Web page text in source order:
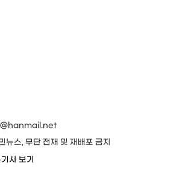
뉴스, 무단 전재 및 재배포 금지
사 보기